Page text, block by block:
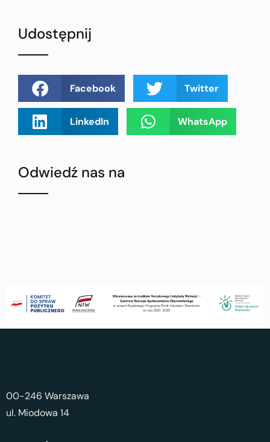
Udostępnij
Facebook Twitter
LinkedIn WhatsApp
Odwiedź nas na
00-246 Warszawa
ul. Miodowa 14